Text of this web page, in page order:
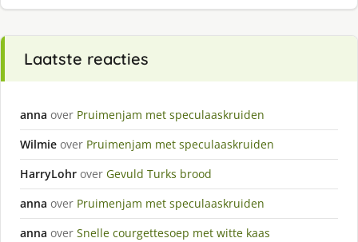
Laatste reacties
anna over Pruimenjam met speculaaskruiden
Wilmie over Pruimenjam met speculaaskruiden
HarryLohr over Gevuld Turks brood
anna over Pruimenjam met speculaaskruiden
anna over Snelle courgettesoep met witte kaas